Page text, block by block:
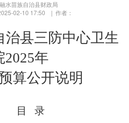
水苗族自治县财政局
02-10 17:50 | 作者：
治县三防中心卫生
2025年
算公开说明
目 录